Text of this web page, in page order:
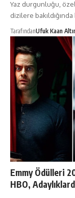
Yaz durgunluğu,
dizilere
TarafındanUfuk Kaan
Emmy Ödülleri
HBO,